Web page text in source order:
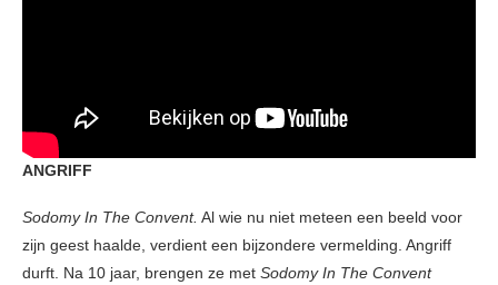
ANGRIFF
Sodomy In The Convent. Al wie nu niet meteen een beeld voor
zijn geest haalde, verdient een bijzondere vermelding. Angriff
durft. Na 10 jaar, brengen ze met Sodomy In The Convent